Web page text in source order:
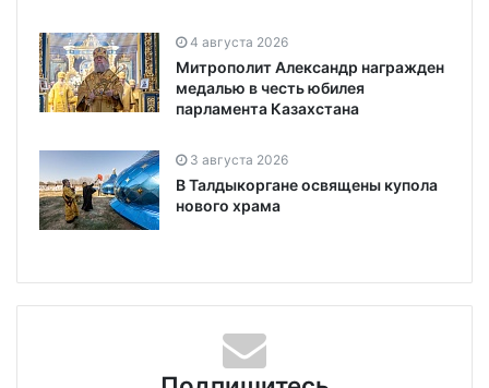
4 августа 2026
Митрополит Александр награжден
медалью в честь юбилея
парламента Казахстана
3 августа 2026
В Талдыкоргане освящены купола
нового храма